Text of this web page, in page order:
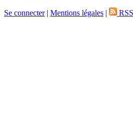
Se connecter| Mentions légales | RSS